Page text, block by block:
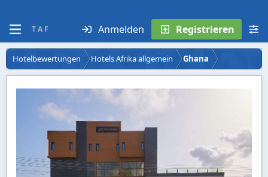
T A F Anmelden Registrieren
Hotelbewertungen Hotels Afrika allgemein Ghana